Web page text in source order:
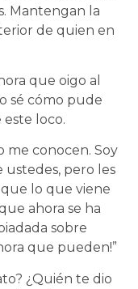
Mantengan la
de quien en
que oigo al
sé cómo pude
loco.
me conocen. Soy
ustedes, pero les
lo que viene
ahora se ha
sobre
que pueden!”
¿Quién te dio